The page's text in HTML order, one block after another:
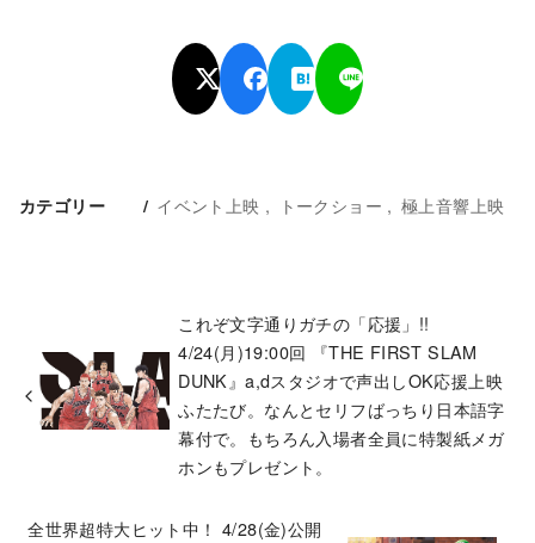
カテゴリー イベント上映 トークショー 極上音響上映
これぞ文字通りガチの「応援」!!
4/24(月)19:00回 『THE FIRST SLAM
DUNK』a,dスタジオで声出しOK応援上映
ふたたび。なんとセリフばっちり日本語字
幕付で。もちろん入場者全員に特製紙メガ
ホンもプレゼント。
全世界超特大ヒット中！ 4/28(金)公開